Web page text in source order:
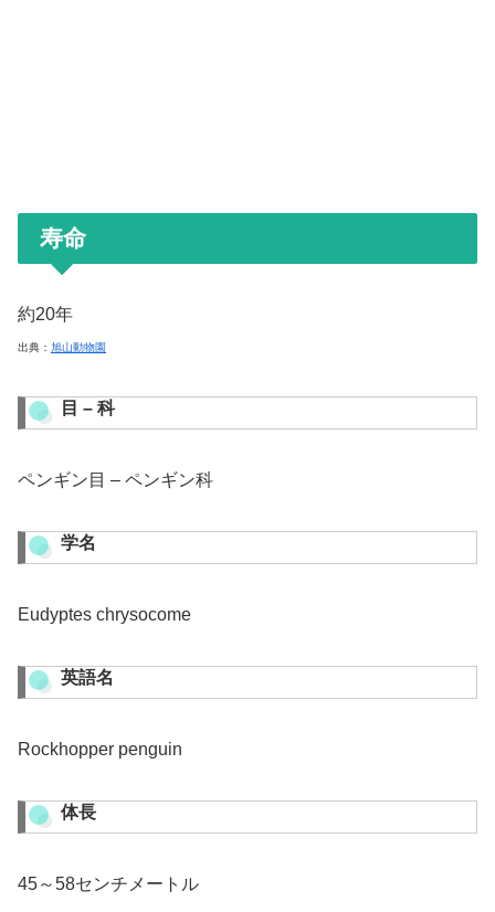
寿命
約20年
出典： 旭山動物園
目 – 科
ペンギン目 – ペンギン科
学名
Eudyptes chrysocome
英語名
Rockhopper penguin
体長
45～58センチメートル